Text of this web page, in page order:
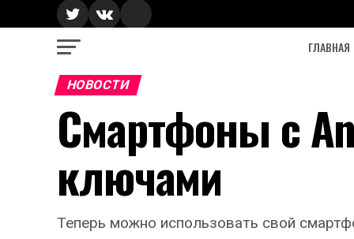
ГЛАВНАЯ
НОВОСТИ
Смартфоны с
ключами
Теперь можно использовать свой